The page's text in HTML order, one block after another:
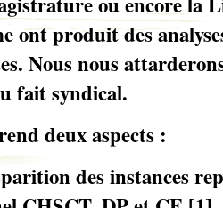
ont produit des
Nous nous
fait syndical.
deux aspects :
des instances